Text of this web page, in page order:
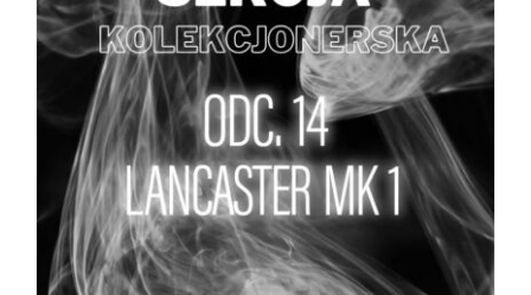
DODAJ DO KOSZYKA / SZCZEGÓŁY